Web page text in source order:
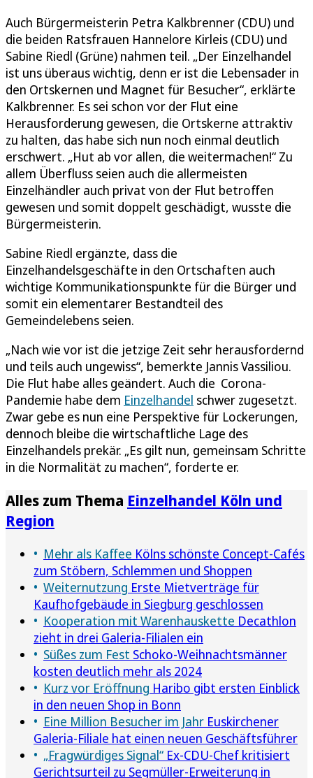
Auch Bürgermeisterin Petra Kalkbrenner (CDU) und
die beiden Ratsfrauen Hannelore Kirleis (CDU) und
Sabine Riedl (Grüne) nahmen teil. „Der Einzelhandel
ist uns überaus wichtig, denn er ist die Lebensader in
den Ortskernen und Magnet für Besucher“, erklärte
Kalkbrenner. Es sei schon vor der Flut eine
Herausforderung gewesen, die Ortskerne attraktiv
zu halten, das habe sich nun noch einmal deutlich
erschwert. „Hut ab vor allen, die weitermachen!“ Zu
allem Überfluss seien auch die allermeisten
Einzelhändler auch privat von der Flut betroffen
gewesen und somit doppelt geschädigt, wusste die
Bürgermeisterin.
Sabine Riedl ergänzte, dass die
Einzelhandelsgeschäfte in den Ortschaften auch
wichtige Kommunikationspunkte für die Bürger und
somit ein elementarer Bestandteil des
Gemeindelebens seien.
„Nach wie vor ist die jetzige Zeit sehr herausfordernd
und teils auch ungewiss“, bemerkte Jannis Vassiliou.
Die Flut habe alles geändert. Auch die Corona-
Pandemie habe dem Einzelhandel schwer zugesetzt.
Zwar gebe es nun eine Perspektive für Lockerungen,
dennoch bleibe die wirtschaftliche Lage des
Einzelhandels prekär. „Es gilt nun, gemeinsam Schritte
in die Normalität zu machen“, forderte er.
Alles zum Thema Einzelhandel Köln und
Region
Mehr als Kaffee Kölns schönste Concept-Cafés
zum Stöbern, Schlemmen und Shoppen
Weiternutzung Erste Mietverträge für
Kaufhofgebäude in Siegburg geschlossen
Kooperation mit Warenhauskette Decathlon
zieht in drei Galeria-Filialen ein
Süßes zum Fest Schoko-Weihnachtsmänner
kosten deutlich mehr als 2024
Kurz vor Eröffnung Haribo gibt ersten Einblick
in den neuen Shop in Bonn
Eine Million Besucher im Jahr Euskirchener
Galeria-Filiale hat einen neuen Geschäftsführer
„Fragwürdiges Signal“ Ex-CDU-Chef kritisiert
Gerichtsurteil zu Segmüller-Erweiterung in